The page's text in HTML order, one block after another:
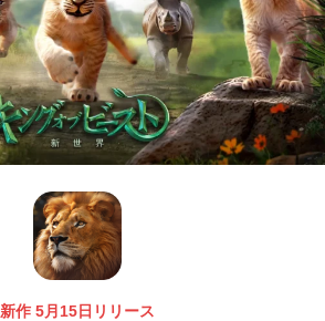
新作 5月15日リリース